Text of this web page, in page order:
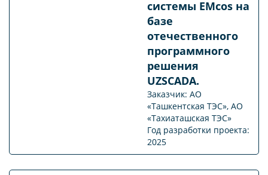
системы EMcos на
базе
отечественного
программного
решения
UZSCADA.
Заказчик: АО
«Ташкентская ТЭС», АО
«Тахиаташская ТЭС»
Год разработки проекта:
2025